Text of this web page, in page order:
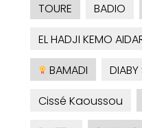
TOURE
BADIO
EL HADJI KEMO
BAMADI
Cissé Kaoussou